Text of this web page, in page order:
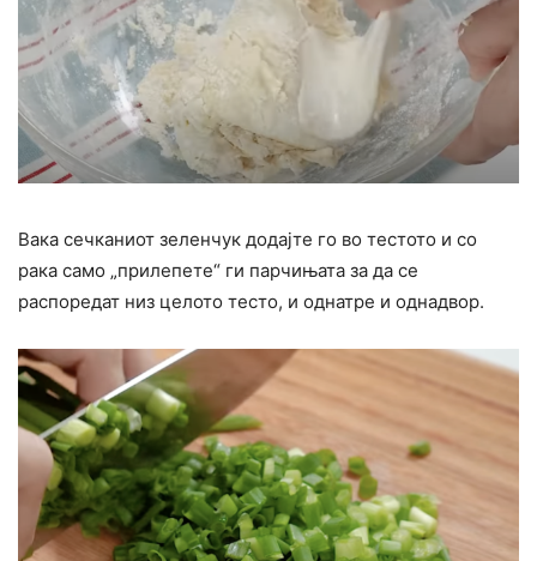
Вака сечканиот зеленчук додајте го во тестото и со
рака само „прилепете“ ги парчињата за да се
распоредат низ целото тесто, и однатре и однадвор.